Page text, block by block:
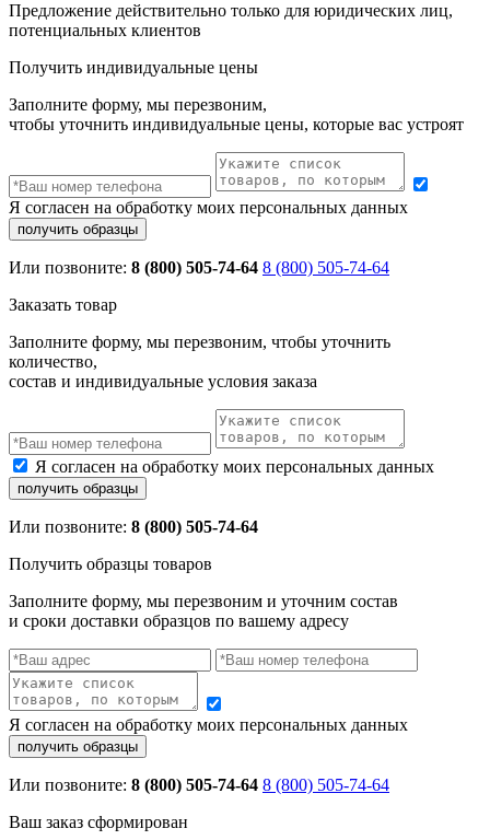
Предложение действительно только для юридических лиц,
потенциальных клиентов
Получить индивидуальные цены
Заполните форму, мы перезвоним,
чтобы уточнить индивидуальные цены, которые вас устроят
Я согласен на обработку моих персональных данных
Или позвоните: 8 (800) 505-74-64 8 (800) 505-74-64
Заказать товар
Заполните форму, мы перезвоним, чтобы уточнить
количество,
состав и индивидуальные условия заказа
Я согласен на обработку моих персональных данных
Или позвоните: 8 (800) 505-74-64
Получить образцы товаров
Заполните форму, мы перезвоним и уточним состав
и сроки доставки образцов по вашему адресу
Я согласен на обработку моих персональных данных
Или позвоните: 8 (800) 505-74-64 8 (800) 505-74-64
Ваш заказ сформирован